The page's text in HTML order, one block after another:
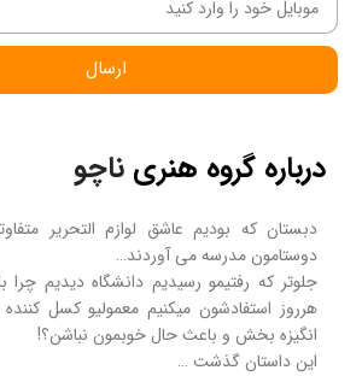
ارسال
درباره گروه هنری ناچو
دبستان که بودیم عاشق لوازم التحریر
دوستامون مدرسه می آوردند…
جلوتر که رفتیمو رسیدیم دانشگاه دیدیم چرا
هرروز استفادشون میکنیم معمولیو کسل
انگیزه بخش و باعث حال خوبمون نباشن؟!
این داستان گذشت …